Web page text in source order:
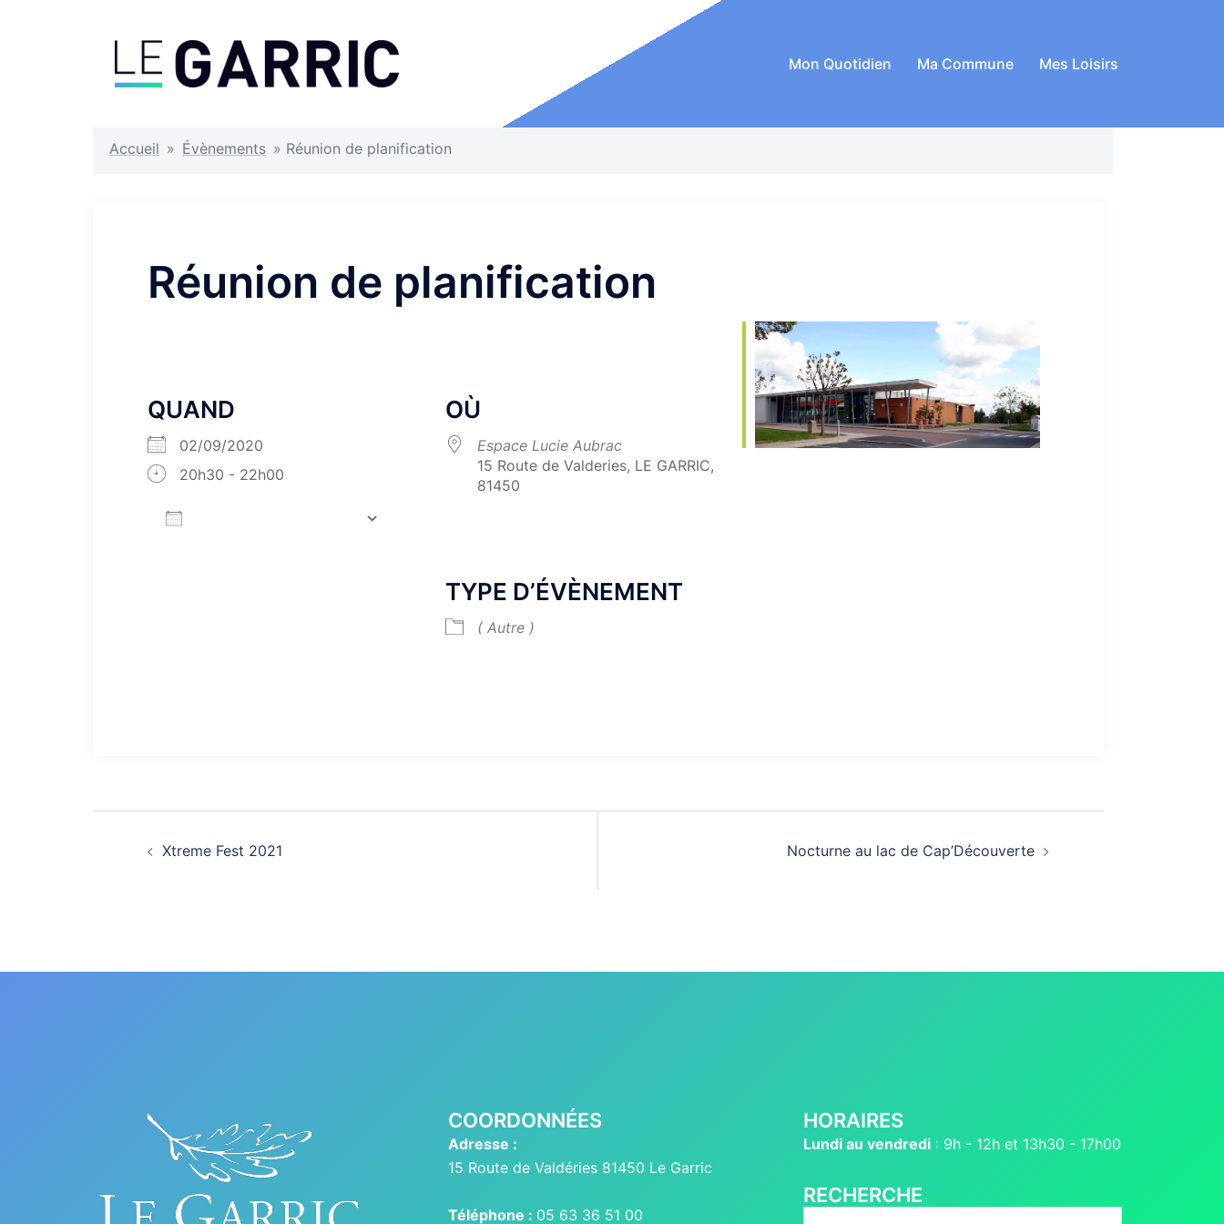
Mon Quotidien Ma Commune Mes Loisirs
Accueil » Évènements » Réunion de planification
Réunion de planification
QUAND
02/09/2020
20h30 - 22h00
OÙ
Espace Lucie Aubrac
15 Route de Valderies, LE GARRIC,
81450
TYPE D’ÉVÈNEMENT
( Autre )
Navigation
Xtreme Fest 2021 Nocturne au lac de Cap’Découverte
COORDONNÉES
Adresse :
15 Route de Valdéries 81450 Le Garric
Téléphone : 05 63 36 51 00
HORAIRES
Lundi au vendredi : 9h - 12h et 13h30 - 17h00
RECHERCHE